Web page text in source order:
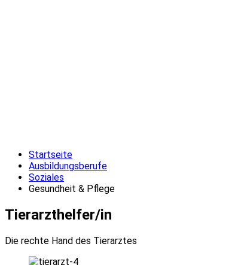
Startseite
Ausbildungsberufe
Soziales
Gesundheit & Pflege
Tierarzthelfer/in
Die rechte Hand des Tierarztes